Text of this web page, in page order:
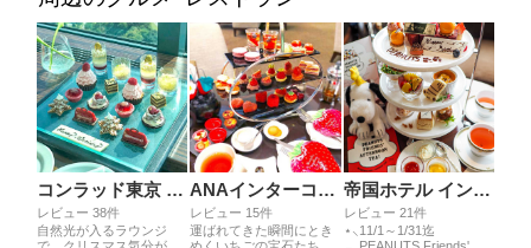
コンラッド東京 トゥエンティエイト
レビュー 38件
自然光が入るラウンジ
ANAインターコンチネンタルホテル東京 アトリウムラウンジ
レビュー 15件
運ばれてきた瞬間にとき
帝国ホテル インペリアルラウンジ アクア
レビュー 21件
⋆⸜11/1～1/31迄